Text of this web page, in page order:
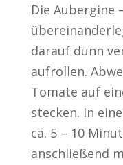
Die Aubergine
darauf dünn
aufrollen.
Tomate auf
stecken. In
ca. 5 – 10
anschließend